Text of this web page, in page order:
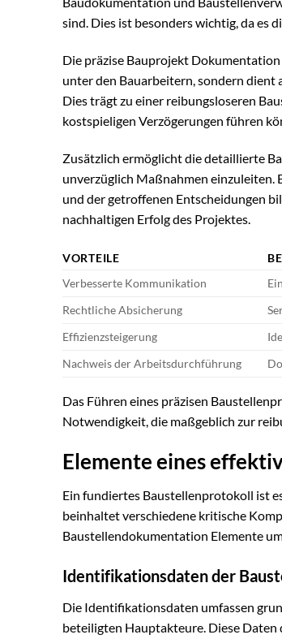
sind. Dies ist besonders wichtig, da
Die präzise Bauprojekt
unter den Bauarbeitern, sondern dient
Dies trägt zu einer reibungsloseren
kostspieligen Verzögerungen führen
Zusätzlich ermöglicht die detaillierte
unverzüglich Maßnahmen
und der getroffenen Entscheidungen
nachhaltigen Erfolg des Projektes.
VORTEILE
Verbesserte Kommunikation
Rechtliche Absicherung
Effizienzsteigerung
Nachweis der Arbeitsdurchführung
Das Führen eines präzisen
Notwendigkeit, die maßgeblich zur
Elemente eines
Ein fundiertes Baustellenprotokoll ist
beinhaltet verschiedene kritische
Baustellendokumentation Elemente
Identifikationsdaten der
Die Identifikationsdaten umfassen
beteiligten Hauptakteure. Diese